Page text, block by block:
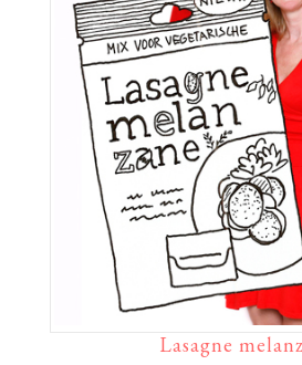
Lasagne